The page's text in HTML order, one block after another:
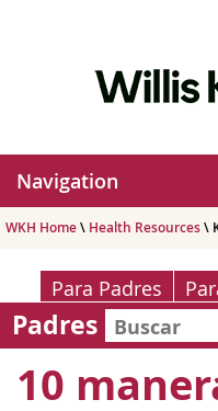
Navigation
WKH Home\ Health Resources\
Para Padres
Padres
10